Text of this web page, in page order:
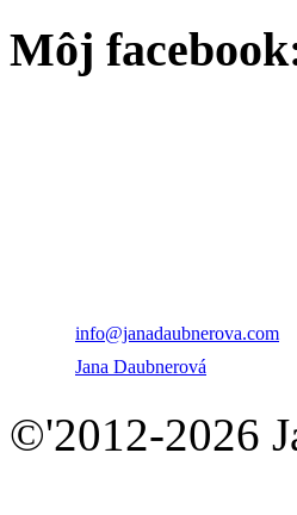
Môj
info@janadaubnerova.com
Jana Daubnerová
©'2012-2026